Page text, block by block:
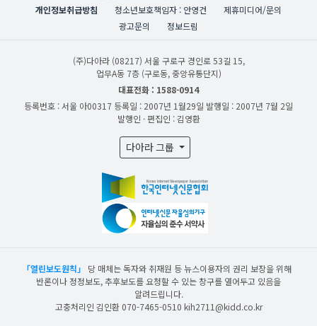
개인정보취급방침
청소년보호책임자 : 안영건
제휴미디어/문의
광고문의
정보드림
(주)다아라 (08217) 서울 구로구 경인로 53길 15,
업무A동 7층 (구로동, 중앙유통단지)
대표전화 : 1588-0914
등록번호 : 서울 아00317 등록일 : 2007년 1월29일 발행일 : 2007년 7월 2일
발행인 · 편집인 : 김영환
다아라 그룹
「열린보도원칙」
당 매체는 독자와 취재원 등 뉴스이용자의 권리 보장을 위해
반론이나 정정보도, 추후보도를 요청할 수 있는 창구를 열어두고 있음을
알려드립니다.
고충처리인 김인환 070-7465-0510 kih2711@kidd.co.kr